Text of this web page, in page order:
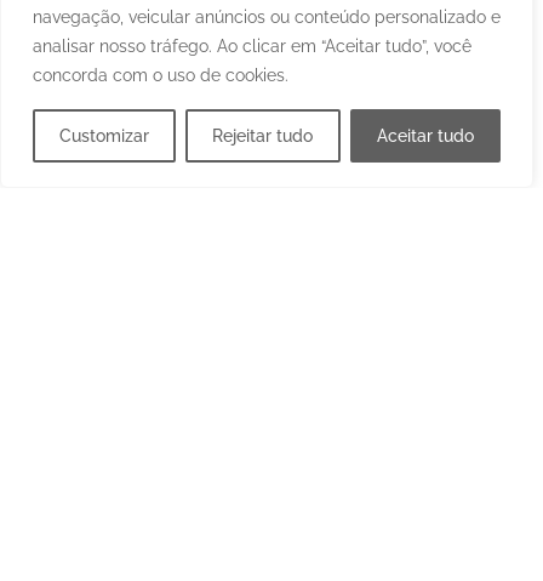
navegação, veicular anúncios ou conteúdo personalizado e
analisar nosso tráfego. Ao clicar em “Aceitar tudo”, você
concorda com o uso de cookies.
Customizar Rejeitar tudo Aceitar tudo